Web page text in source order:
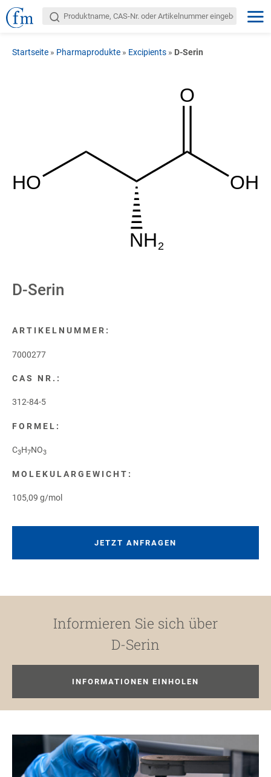
Startseite » Pharmaprodukte » Excipients » D-Serin
NH2
HO OH
O
D-Serin
ARTIKELNUMMER:
7000277
CAS NR.:
312-84-5
FORMEL:
C3H7NO3
MOLEKULARGEWICHT:
105,09 g/mol
JETZT ANFRAGEN
Informieren Sie sich über
D-Serin
INFORMATIONEN EINHOLEN